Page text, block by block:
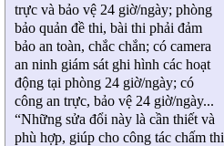
trực và bảo vệ 24 giờ/ngày; phòng
bảo quản đề thi, bài thi phải đảm
bảo an toàn, chắc chắn; có camera
an ninh giám sát ghi hình các hoạt
động tại phòng 24 giờ/ngày; có
công an trực, bảo vệ 24 giờ/ngày...
“Những sửa đổi này là cần thiết và
phù hợp, giúp cho công tác chấm thi